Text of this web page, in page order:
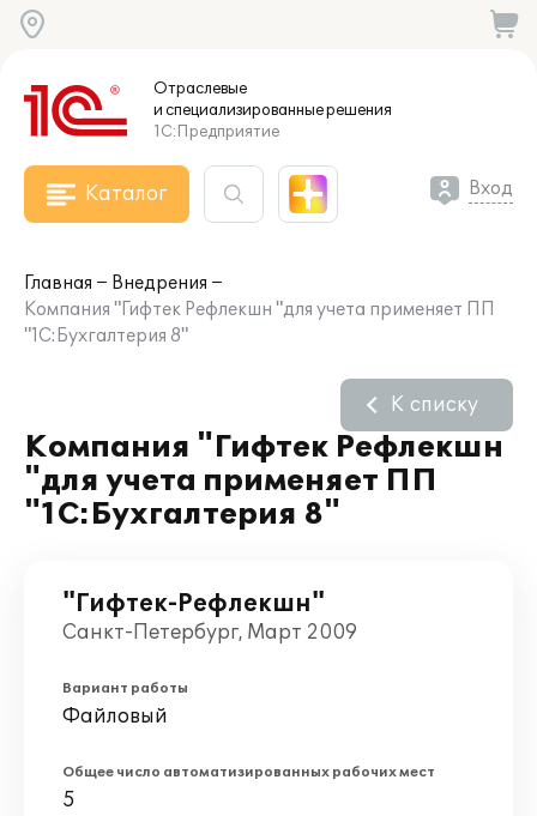
Отраслевые
и специализированныерешения
1С:Предприятие
Каталог Вход
Главная
Внедрения
Компания "Гифтек Рефлекшн "для учета применяет ПП
"1С:Бухгалтерия 8"
Компания "Гифтек Рефлекшн
"для учета применяет ПП
"1С:Бухгалтерия 8"
К списку
"Гифтек-Рефлекшн"
Санкт-Петербург, Март 2009
Вариант работы
Файловый
Общее число автоматизированных рабочих мест
5